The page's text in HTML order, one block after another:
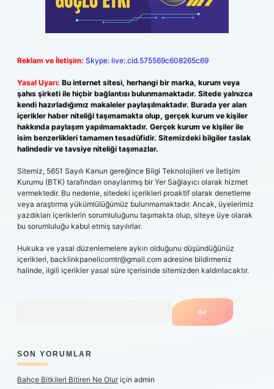
Reklam ve İletişim: Skype: live:.cid.575569c608265c69
Yasal Uyarı: Bu internet sitesi, herhangi bir marka, kurum veya
şahıs şirketi ile hiçbir bağlantısı bulunmamaktadır. Sitede yalnızca
kendi hazırladığımız makaleler paylaşılmaktadır. Burada yer alan
içerikler haber niteliği taşımamakta olup, gerçek kurum ve kişiler
hakkında paylaşım yapılmamaktadır. Gerçek kurum ve kişiler ile
isim benzerlikleri tamamen tesadüfidir. Sitemizdeki bilgiler taslak
halindedir ve tavsiye niteliği taşımazlar.
Sitemiz, 5651 Sayılı Kanun gereğince Bilgi Teknolojileri ve İletişim
Kurumu (BTK) tarafından onaylanmış bir Yer Sağlayıcı olarak hizmet
vermektedir. Bu nedenle, sitedeki içerikleri proaktif olarak denetleme
veya araştırma yükümlülüğümüz bulunmamaktadır. Ancak, üyelerimiz
yazdıkları içeriklerin sorumluluğunu taşımakta olup, siteye üye olarak
bu sorumluluğu kabul etmiş sayılırlar.
Hukuka ve yasal düzenlemelere aykırı olduğunu düşündüğünüz
içerikleri, backlinkpanelicomtr@gmail.com adresine bildirmeniz
halinde, ilgili içerikler yasal süre içerisinde sitemizden kaldırılacaktır.
SON YORUMLAR
Bahçe Bitkileri Bitiren Ne Oluriçin admin